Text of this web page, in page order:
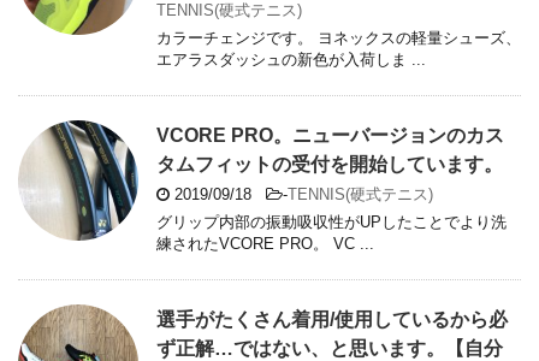
TENNIS(硬式テニス)
カラーチェンジです。 ヨネックスの軽量シューズ、
エアラスダッシュの新色が入荷しま ...
VCORE PRO。ニューバージョンのカス
タムフィットの受付を開始しています。
2019/09/18 -TENNIS(硬式テニス)
グリップ内部の振動吸収性がUPしたことでより洗
練されたVCORE PRO。 VC ...
選手がたくさん着用/使用しているから必
ず正解…ではない、と思います。【自分